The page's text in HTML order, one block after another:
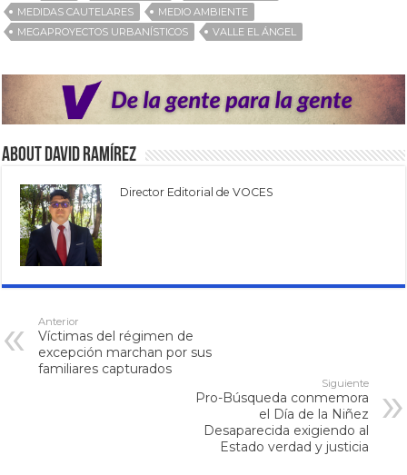
MEDIDAS CAUTELARES
MEDIO AMBIENTE
MEGAPROYECTOS URBANÍSTICOS
VALLE EL ÁNGEL
About David Ramírez
Director Editorial de VOCES
Anterior
Víctimas del régimen de
excepción marchan por sus
familiares capturados
Siguiente
Pro-Búsqueda conmemora
el Día de la Niñez
Desaparecida exigiendo al
Estado verdad y justicia